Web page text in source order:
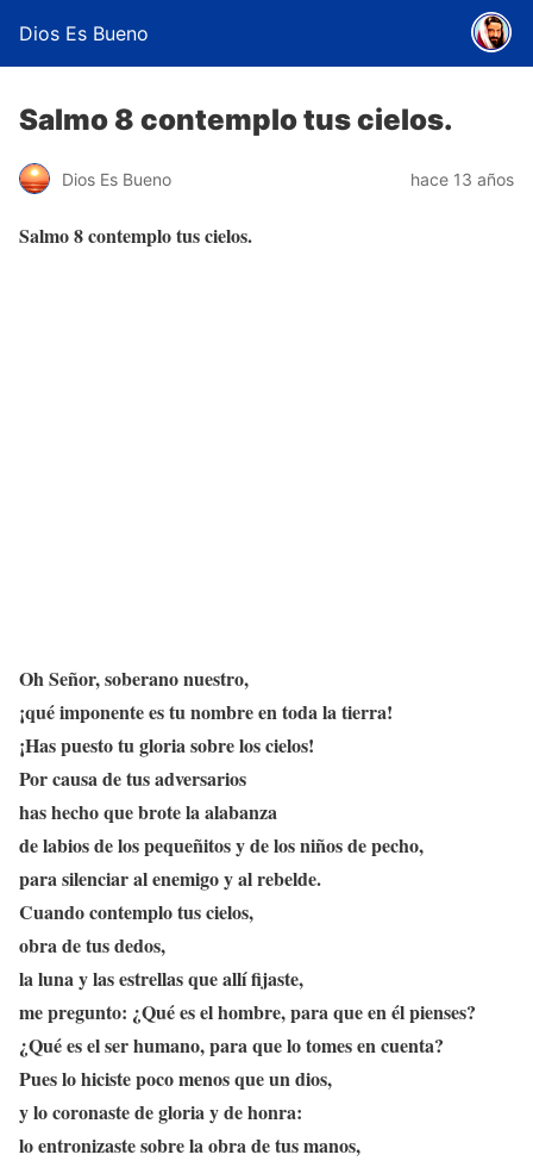
Dios Es Bueno
Salmo 8 contemplo tus cielos.
Dios Es Bueno hace 13 años
Salmo 8 contemplo tus cielos.
Oh Señor, soberano nuestro,
¡qué imponente es tu nombre en toda la tierra!
¡Has puesto tu gloria sobre los cielos!
Por causa de tus adversarios
has hecho que brote la alabanza
de labios de los pequeñitos y de los niños de pecho,
para silenciar al enemigo y al rebelde.
Cuando contemplo tus cielos,
obra de tus dedos,
la luna y las estrellas que allí fijaste,
me pregunto: ¿Qué es el hombre, para que en él pienses?
¿Qué es el ser humano, para que lo tomes en cuenta?
Pues lo hiciste poco menos que un dios,
y lo coronaste de gloria y de honra:
lo entronizaste sobre la obra de tus manos,